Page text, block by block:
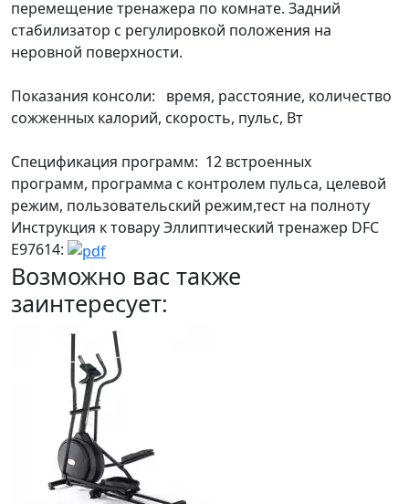
перемещение тренажера по комнате. Задний
стабилизатор с регулировкой положения на
неровной поверхности.
Показания консоли: время, расстояние, количество
сожженных калорий, скорость, пульс, Вт
Спецификация программ: 12 встроенных
программ, программа с контролем пульса, целевой
режим, пользовательский режим,тест на полноту
Инструкция к товару Эллиптический тренажер DFC
E97614:
Возможно вас также
заинтересует: